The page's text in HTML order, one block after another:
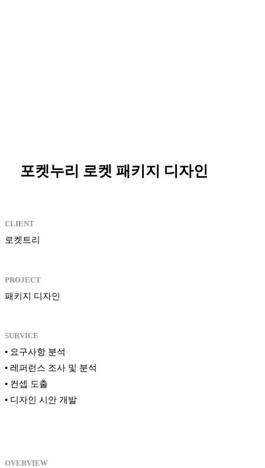
포켓누리 로켓 패키지 디자인
CLIENT
로켓트리
PROJECT
패키지 디자인
SURVICE
• 요구사항 분석
• 레퍼런스 조사 및 분석
• 컨셉 도출
• 디자인 시안 개발
OVERVIEW